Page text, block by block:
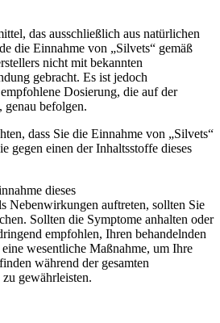
das ausschließlich aus natürlichen
die Einnahme von „Silvets“ gemäß
nicht mit bekannten
gebracht. Es ist jedoch
Dosierung, die auf der
genau befolgen.
dass Sie die Einnahme von „Silvets“
gegen einen der Inhaltsstoffe dieses
dieses
Nebenwirkungen auftreten, sollten Sie
Sollten die Symptome anhalten oder
empfohlen, Ihren behandelnden
wesentliche Maßnahme, um Ihre
während der gesamten
gewährleisten.